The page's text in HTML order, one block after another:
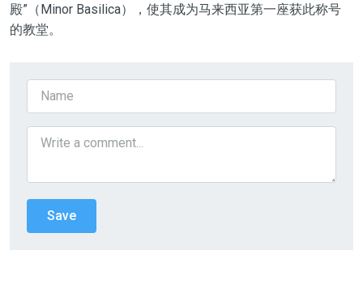
殿”（Minor Basilica），使其成为马来西亚第一座获此称号
的教堂。